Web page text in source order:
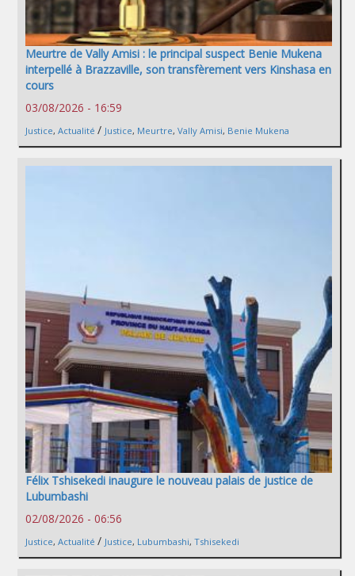
Meurtre de Vally Amisi : le principal suspect Benie Mukena
interpellé à Brazzaville, son transfèrement vers Kinshasa en
cours
03/08/2026 - 16:59
Justice, Actualité / Justice, Meurtre, Vally Amisi, Benie Mukena
Félix Tshisekedi inaugure le nouveau palais de justice de
Lubumbashi
02/08/2026 - 06:56
Justice, Actualité / Justice, Lubumbashi, Tshisekedi